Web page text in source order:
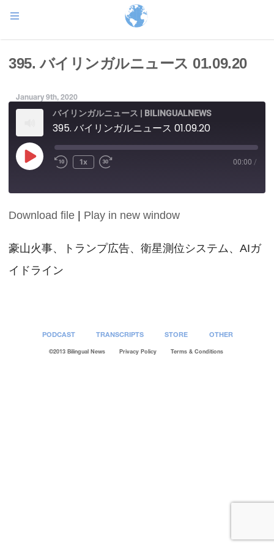
395. バイリンガルニュース 01.09.20
January 9th, 2020
バイリンガルニュース | BILINGUALNEWS
395. バイリンガルニュース 01.09.20
Play
Episode
1x 00:00 /
SHARE
LINK
EMBED
Download file Play in new window
豪山火事、トランプ広告、衛星測位システム、AIガ
イドライン
PODCAST TRANSCRIPTS STORE OTHER
©2013 Bilingual News Privacy Policy Terms & Conditions